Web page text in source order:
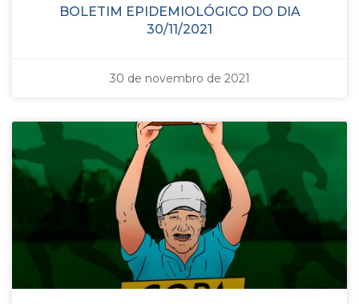
BOLETIM EPIDEMIOLÓGICO DO DIA
30/11/2021
30 de novembro de 2021